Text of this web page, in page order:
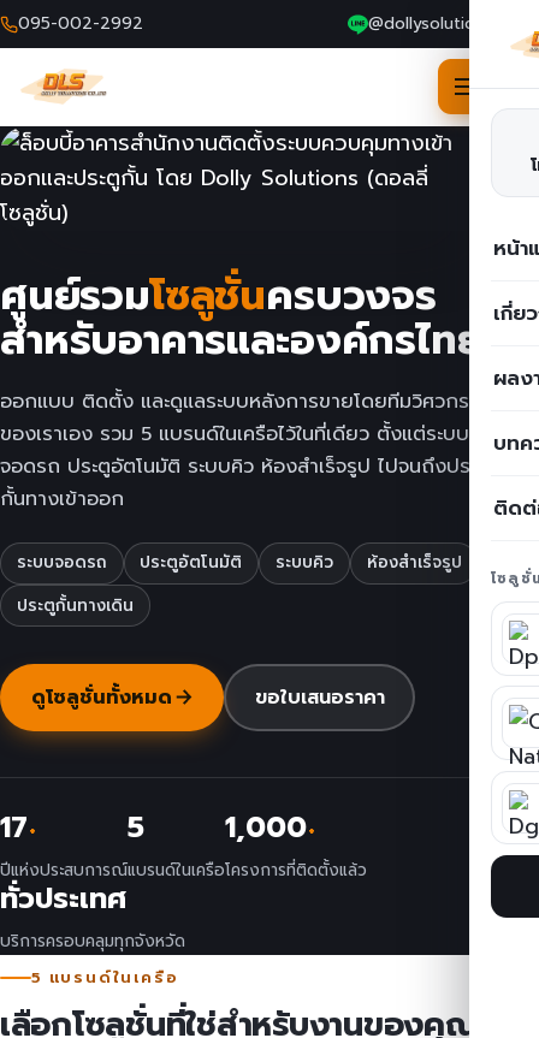
095-002-2992 @dollysolutions
หน้า
เกี่ย
ผลง
บทค
ติดต่
โซลูชั่
Skip
to
content
ศูนย์รวมโซลูชั่นครบวงจร
สำหรับอาคารและองค์กรไทย
ออกแบบ ติดตั้ง และดูแลระบบหลังการขายโดยทีมวิศวกร
ของเราเอง รวม 5 แบรนด์ในเครือไว้ในที่เดียว ตั้งแต่ระบบ
จอดรถ ประตูอัตโนมัติ ระบบคิว ห้องสำเร็จรูป ไปจนถึงประตู
กั้นทางเข้าออก
ระบบจอดรถ ประตูอัตโนมัติ ระบบคิว
ห้องสำเร็จรูป
ประตูกั้นทางเดิน
ดูโซลูชั่นทั้งหมด ขอใบเสนอราคา
17+
ปีแห่งประสบการณ์
5
แบรนด์ในเครือ
1,000+
โครงการที่ติดตั้งแล้ว
ทั่วประเทศ
บริการครอบคลุมทุกจังหวัด
ทีมวิศวกรพร้อมบริการทั่วประเทศ
5 แบรนด์ในเครือ
เลือกโซลูชั่นที่ใช่สำหรับงานของคุณ